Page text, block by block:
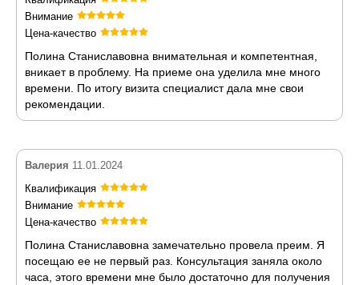
Внимание
Цена-качество
Полина Станиславовна внимательная и компетентная,
вникает в проблему. На приеме она уделила мне много
времени. По итогу визита специалист дала мне свои
рекомендации.
Валерия 11.01.2024
Квалификация
Внимание
Цена-качество
Полина Станиславовна замечательно провела преим. Я
посещаю ее не первый раз. Консультация заняла около
часа, этого времени мне было достаточно для получения